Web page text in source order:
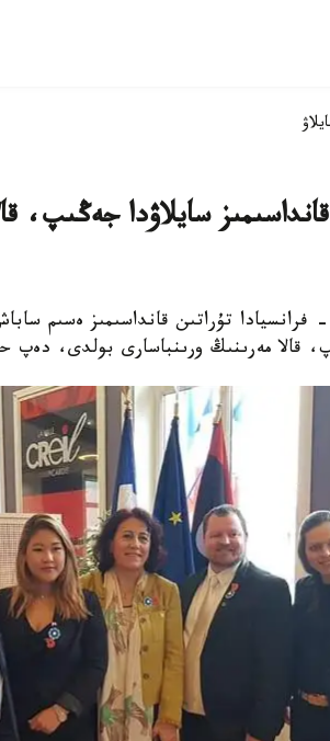
سايلاۋدا جەڭىپ،
فرانسيادا تۇراتىن قانداسىمىز ەسىم
قالا مەرىنىڭ ورىنباسارى بولدى، دەپ